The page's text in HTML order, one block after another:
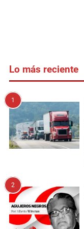
Lo más reciente
1
2